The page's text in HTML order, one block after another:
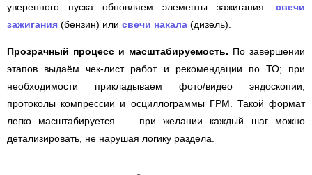
уверенного пуска обновляем элементы зажигания: свечи
зажигания (бензин) или свечи накала (дизель).
Прозрачный процесс и масштабируемость. По завершении
этапов выдаём чек-лист работ и рекомендации по ТО; при
необходимости прикладываем фото/видео эндоскопии,
протоколы компрессии и осциллограммы ГРМ. Такой формат
легко масштабируется — при желании каждый шаг можно
детализировать, не нарушая логику раздела.